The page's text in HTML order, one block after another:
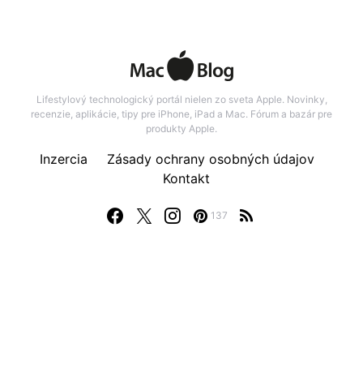
Lifestylový technologický portál nielen zo sveta Apple. Novinky,
recenzie, aplikácie, tipy pre iPhone, iPad a Mac. Fórum a bazár pre
produkty Apple.
137
Inzercia
Zásady ochrany osobných údajov
Kontakt